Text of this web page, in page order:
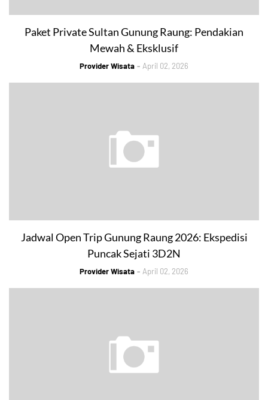
Paket Private Sultan Gunung Raung: Pendakian
Mewah & Eksklusif
Provider Wisata April 02, 2026
Jadwal Open Trip Gunung Raung 2026: Ekspedisi
Puncak Sejati 3D2N
Provider Wisata April 02, 2026